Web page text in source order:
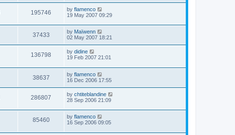
195746 by flamenco
19 May 2007 09:29
37433 by Maïwenn
02 May 2007 18:21
136798 by didine
19 Feb 2007 21:01
38637 by flamenco
16 Dec 2006 17:55
286807 by chtiteblandine
28 Sep 2006 21:09
85460 by flamenco
16 Sep 2006 09:05